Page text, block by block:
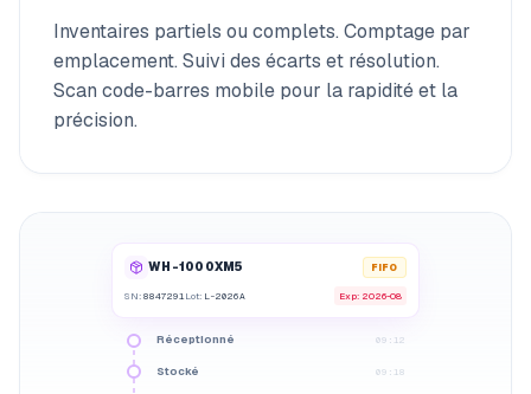
Inventaires partiels ou complets. Comptage par
emplacement. Suivi des écarts et résolution.
Scan code-barres mobile pour la rapidité et la
précision.
WH-1000XM5 FIFO
SN: 8847291 Lot: L-2026A Exp: 2026-08
Réceptionné 09:12
Stocké 09:18